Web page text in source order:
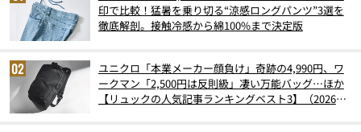
印で比較！猛暑を乗り切る“涼感ロングパンツ”3選を
徹底解剖。接触冷感から綿100%まで決定版
ユニクロ「本業メーカー顔負け」奇跡の4,990円、ワ
ークマン「2,500円は反則級」凄い万能バッグ…ほか
【リュックの人気記事ランキングベスト3】（2026年